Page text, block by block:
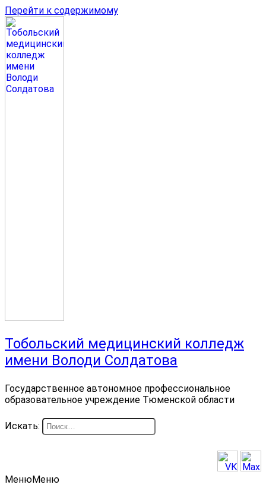
Перейти к содержимому
Тобольский медицинский колледж
имени Володи Солдатова
Государственное автономное профессиональное
образовательное учреждение Тюменской области
Искать:
МенюМеню